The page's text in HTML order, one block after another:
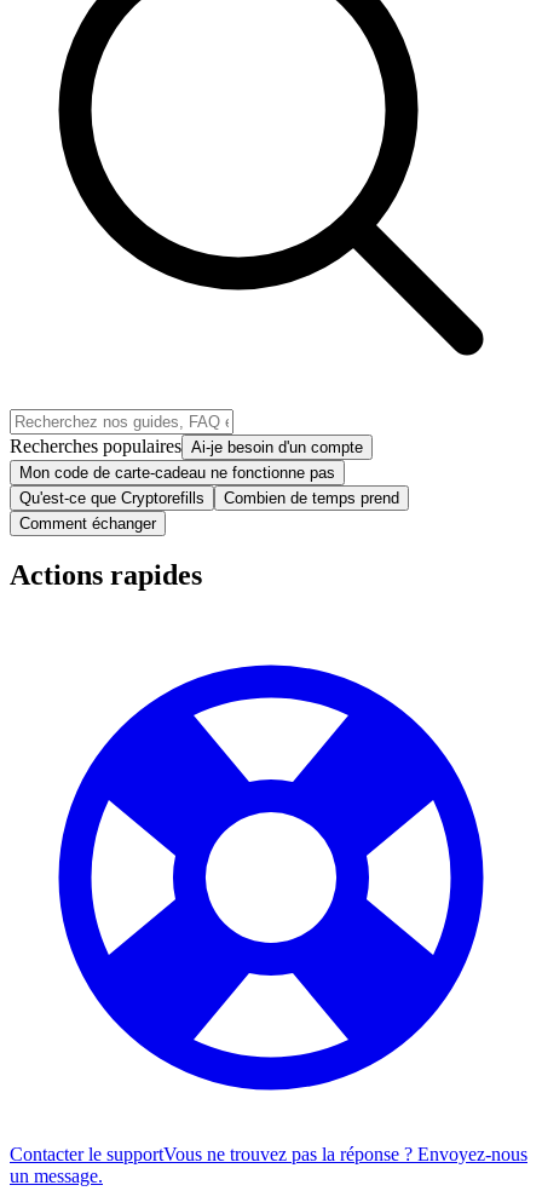
Recherches populaires Ai-je besoin d'un compte
Mon code de carte-cadeau ne fonctionne pas
Qu'est-ce que Cryptorefills
Combien de temps prend
Comment échanger
Actions rapides
Contacter le supportVous ne trouvez pas la réponse ? Envoyez-nous
un message.